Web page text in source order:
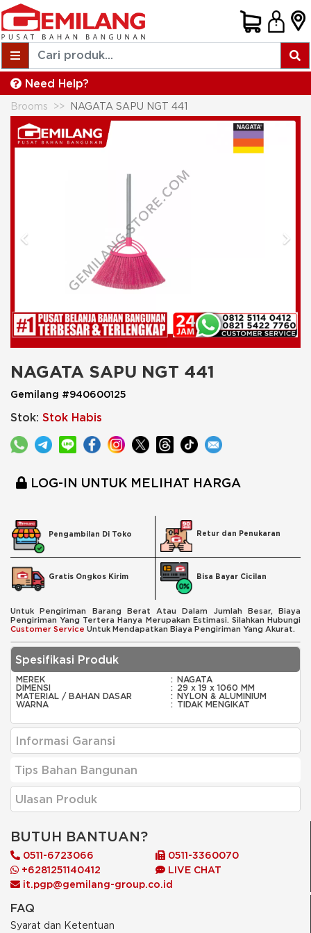
Need Help?
Brooms NAGATA SAPU NGT 441
Previous Next
NAGATA SAPU NGT 441
Gemilang #940600125
Stok: Stok Habis
LOG-IN UNTUK MELIHAT HARGA
Pengambilan Di Toko Retur dan Penukaran
Gratis Ongkos Kirim Bisa Bayar Cicilan
Untuk Pengiriman Barang Berat Atau Dalam Jumlah Besar, Biaya
Pengiriman Yang Tertera Hanya Merupakan Estimasi. Silahkan Hubungi
Customer Service Untuk Mendapatkan Biaya Pengiriman Yang Akurat.
Spesifikasi Produk
MEREK : NAGATA
DIMENSI
: 29 x 19 x 1060 MM
MATERIAL / BAHAN DASAR
: NYLON & ALUMINIUM
WARNA
: TIDAK MENGIKAT
Informasi Garansi
Tips Bahan Bangunan
Ulasan Produk
BUTUH BANTUAN?
0511-6723066
0511-3360070
+6281251140412
LIVE CHAT
it.pgp@gemilang-group.co.id
FAQ
Syarat dan Ketentuan